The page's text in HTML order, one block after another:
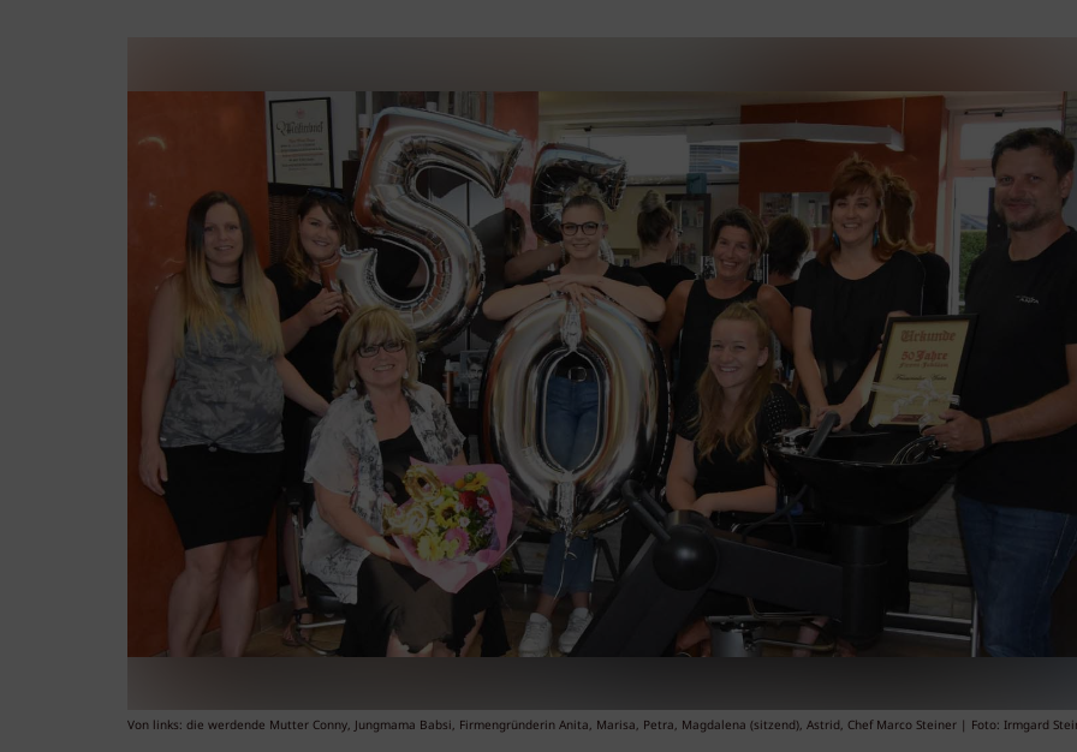
Von links: die werdende Mutter Conny, Jungmama Babsi, Firmengründerin Anita, Marisa, Petra, Magdalena (sitzend), Astrid, Chef Marco Steiner | Foto: Irmgard